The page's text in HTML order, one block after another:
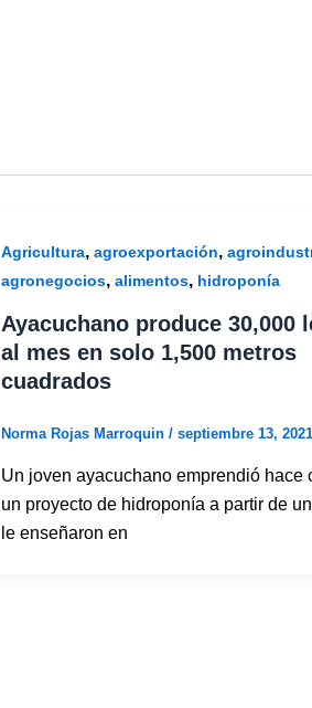
Agricultura, agroexportación,
agronegocios, alimentos, hidroponía
Ayacuchano produce 30,000
al mes en solo 1,500 metros
cuadrados
Norma Rojas Marroquin / septiembre 13, 2021
Un joven ayacuchano emprendió hace
un proyecto de hidroponía a partir de
le enseñaron en